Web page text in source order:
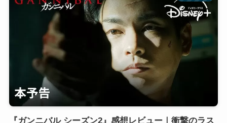
『ガンニバル シーズン2』感想レビュー｜衝撃のラス